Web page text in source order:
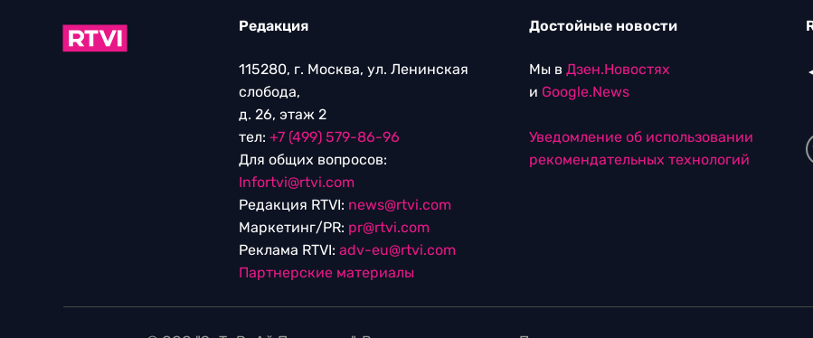
Редакция
115280, г. Москва, ул. Ленинская
слобода,
д. 26, этаж 2
тел: +7 (499) 579-86-96
Для общих вопросов:
Infortvi@rtvi.com
Редакция RTVI: news@rtvi.com
Маркетинг/PR: pr@rtvi.com
Реклама RTVI: adv-eu@rtvi.com
Партнерские материалы
Достойные новости
Мы в Дзен.Новостях
и Google.News
Уведомление об использовании
рекомендательных технологий